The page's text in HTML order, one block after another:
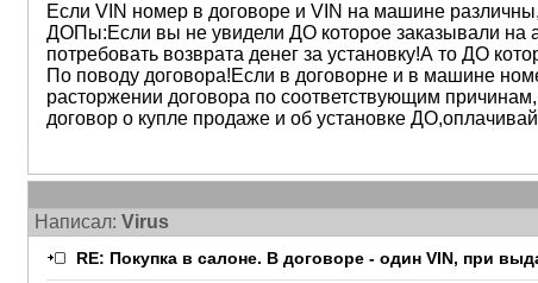
Если VIN номер в договоре и VIN на машине
ДОПы:Если вы не увидели ДО которое заказывали на
потребовать возврата денег за установку!А то ДО
По поводу договора!Если в договорне и в машине
расторжении договора по соответствующим
договор о купле продаже и об установке
Написал: Virus
RE: Покупка в салоне. В договоре - один VIN, при